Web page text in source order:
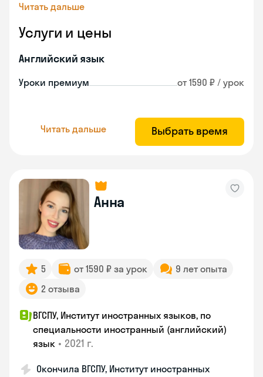
Читать дальше
Услуги и цены
Английский язык
Уроки премиум от 1590 ₽ / урок
Читать дальше Выбрать время
Анна
5 от 1590 ₽ за урок
9 лет опыта
2 отзыва
ВГСПУ, Институт иностранных языков, по
специальности иностранный (английский)
язык • 2021 г.
Окончила ВГСПУ, Институт иностранных